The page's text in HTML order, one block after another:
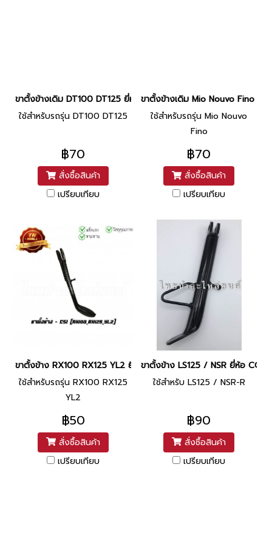
ขาตั้งข้างเดิม DT100 DT125 ยี่ห้อ CCP
ใช้สำหรับรถรุ่น DT100 DT125
฿70
สั่งซื้อสินค้า
เปรียบเทียบ
ขาตั้งข้างเดิม Mio Nouvo Fino หน
ใช้สำหรับรถรุ่น Mio Nouvo
Fino
฿70
สั่งซื้อสินค้า
เปรียบเทียบ
ขาตั้งข้าง RX100 RX125 YL2 ยี่ห้อ CSI
ใช้สำหรับรถรุ่น RX100 RX125
YL2
฿50
สั่งซื้อสินค้า
เปรียบเทียบ
ขาตั้งข้าง LS125 / NSR ยี่ห้อ CCP
ใช้สำหรับ LS125 / NSR-R
฿90
สั่งซื้อสินค้า
เปรียบเทียบ